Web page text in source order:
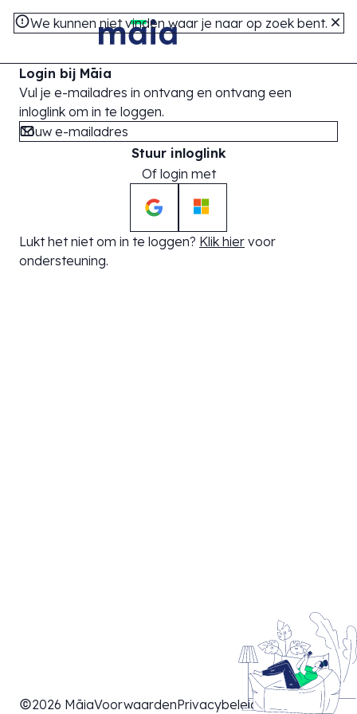
We kunnen niet vinden waar je naar op zoek bent.
Login bij Māia
Vul je e-mailadres in ontvang en ontvang een
inloglink om in te loggen.
Stuur inloglink
Of login met
Lukt het niet om in te loggen? Klik hier voor
ondersteuning.
2026 MāiaVoorwaardenPrivacybeleid